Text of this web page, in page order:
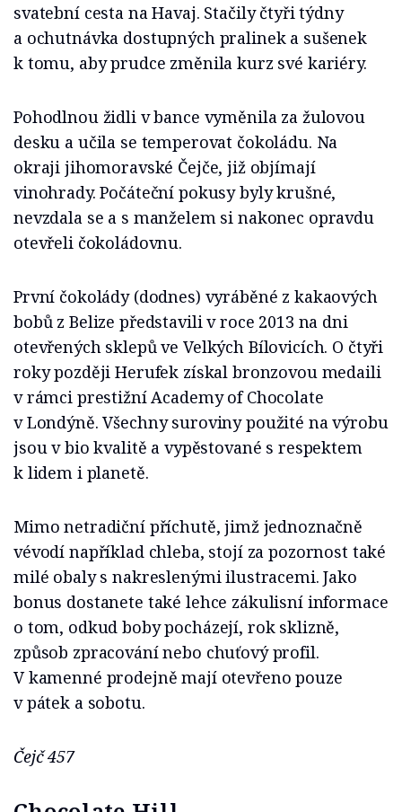
svatební cesta na Havaj. Stačily čtyři týdny
a ochutnávka dostupných pralinek a sušenek
k tomu, aby prudce změnila kurz své kariéry.
Pohodlnou židli v bance vyměnila za žulovou
desku a učila se temperovat čokoládu. Na
okraji jihomoravské Čejče, již objímají
vinohrady. Počáteční pokusy byly krušné,
nevzdala se a s manželem si nakonec opravdu
otevřeli čokoládovnu.
První čokolády (dodnes) vyráběné z kakaových
bobů z Belize představili v roce 2013 na dni
otevřených sklepů ve Velkých Bílovicích. O čtyři
roky později Herufek získal bronzovou medaili
v rámci prestižní Academy of Chocolate
v Londýně. Všechny suroviny použité na výrobu
jsou v bio kvalitě a vypěstované s respektem
k lidem i planetě.
Mimo netradiční příchutě, jimž jednoznačně
vévodí například chleba, stojí za pozornost také
milé obaly s nakreslenými ilustracemi. Jako
bonus dostanete také lehce zákulisní informace
o tom, odkud boby pocházejí, rok sklizně,
způsob zpracování nebo chuťový profil.
V kamenné prodejně mají otevřeno pouze
v pátek a sobotu.
Čejč 457